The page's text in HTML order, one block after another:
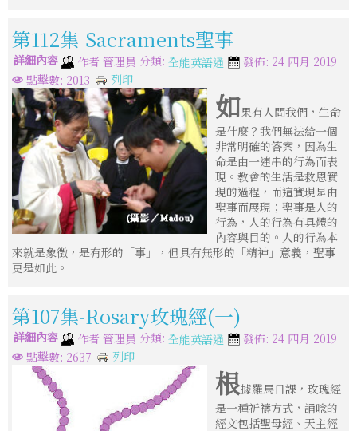
第112集-Sacraments聖事
詳細內容 作者 管理員 分類: 全能英語通
發佈: 24 四月 2019
點擊數: 2013
列印
如果有人問我們，生命
是什麼？我們無法給一個
非常明確的答案，因為生
命是由一連串的行為而表
現。教會的生活是救恩實
現的過程，而這實現是由
聖事而展現；聖事是人的
行為，人的行為有具體的
內容與目的。人的行為本
來就是象徵，是有形的「事」，但具有無形的「精神」意義，聖事
更是如此。
第107集-Rosary玫瑰經(一)
詳細內容 作者 管理員 分類: 全能英語通
發佈: 24 四月 2019
點擊數: 2637
列印
根據羅馬日課，玫瑰經
是一種祈禱方式，誦唸的
經文包括聖母經、天主經